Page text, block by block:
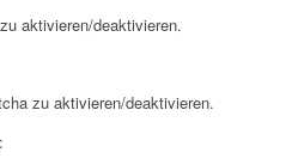
aktivieren/deaktivieren.
zu aktivieren/deaktivieren.